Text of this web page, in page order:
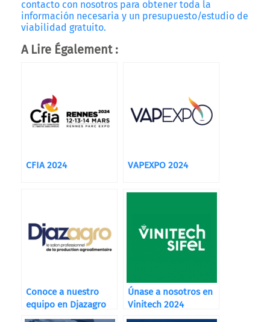
contacto con nosotros para obtener toda la
información necesaria y un presupuesto/estudio de
viabilidad gratuito.
A Lire Également :
CFIA 2024 VAPEXPO 2024
Conoce a nuestro
equipo en Djazagro
Únase a nosotros en
Vinitech 2024